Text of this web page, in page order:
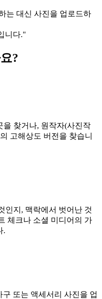
는 대신 사진을 업로드하
니다."
?
을 찾거나, 원작자(사진작
고해상도 버전을 찾습니
인지, 맥락에서 벗어난 것
체크나 소셜 미디어의 가
.
또는 액세서리 사진을 업